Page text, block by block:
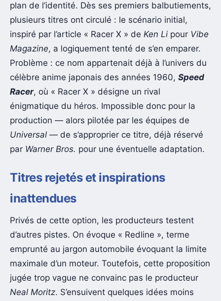
plan de l’identité. Dès ses premiers balbutiements,
plusieurs titres ont circulé : le scénario initial,
inspiré par l’article « Racer X » de Ken Li pour Vibe
Magazine, a logiquement tenté de s’en emparer.
Problème : ce nom appartenait déjà à l’univers du
célèbre anime japonais des années 1960, Speed
Racer, où « Racer X » désigne un rival
énigmatique du héros. Impossible donc pour la
production — alors pilotée par les équipes de
Universal — de s’approprier ce titre, déjà réservé
par Warner Bros. pour une éventuelle adaptation.
Titres rejetés et inspirations
inattendues
Privés de cette option, les producteurs testent
d’autres pistes. On évoque « Redline », terme
emprunté au jargon automobile évoquant la limite
maximale d’un moteur. Toutefois, cette proposition
jugée trop vague ne convainc pas le producteur
Neal Moritz. S’ensuivent quelques idées moins